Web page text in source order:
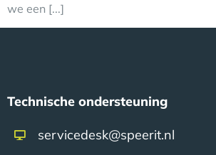
we een [...]
Technische ondersteuning
servicedesk@speerit.nl